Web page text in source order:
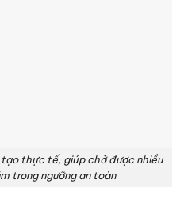
tạo thực tế, giúp chở được nhiều
trong ngưỡng an toàn